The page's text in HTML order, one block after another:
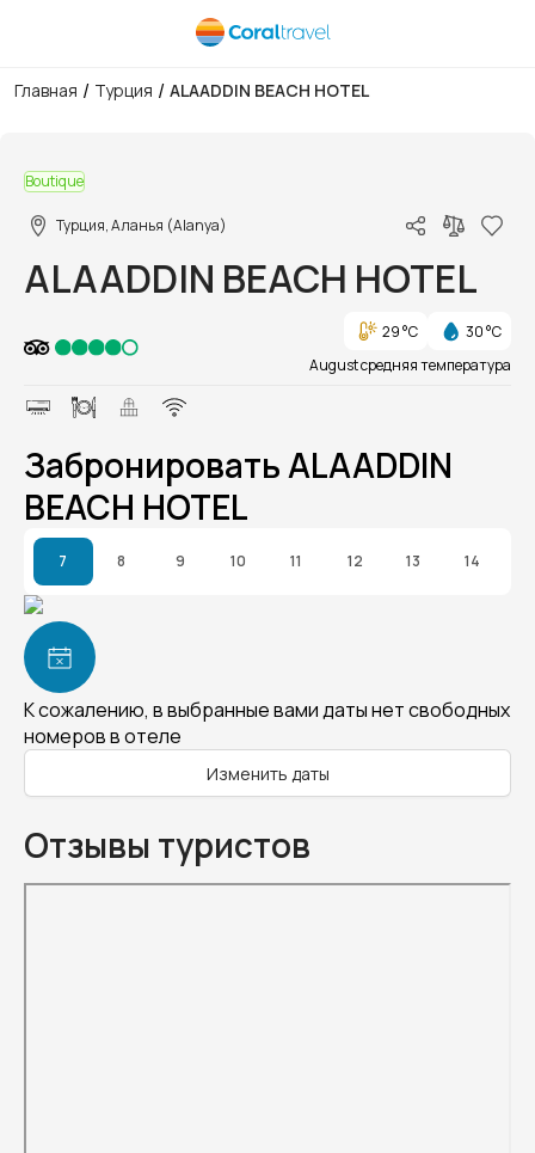
Главная / Турция / ALAADDIN BEACH HOTEL
Boutique
Турция, Аланья (Alanya)
ALAADDIN BEACH HOTEL
29 °C
30 °C
August средняя температура
Забронировать ALAADDIN
BEACH HOTEL
7 8 9 10 11 12 13 14
К сожалению, в выбранные вами даты нет свободных
номеров в отеле
Изменить даты
Отзывы туристов